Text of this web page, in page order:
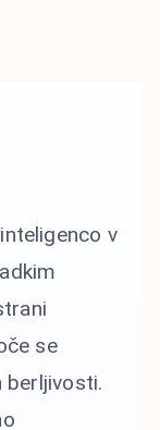
v
se
berljivosti.